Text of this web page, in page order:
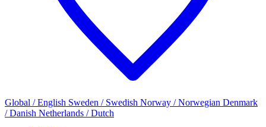
Global / English Sweden / Swedish Norway / Norwegian Denmark
/ Danish Netherlands / Dutch